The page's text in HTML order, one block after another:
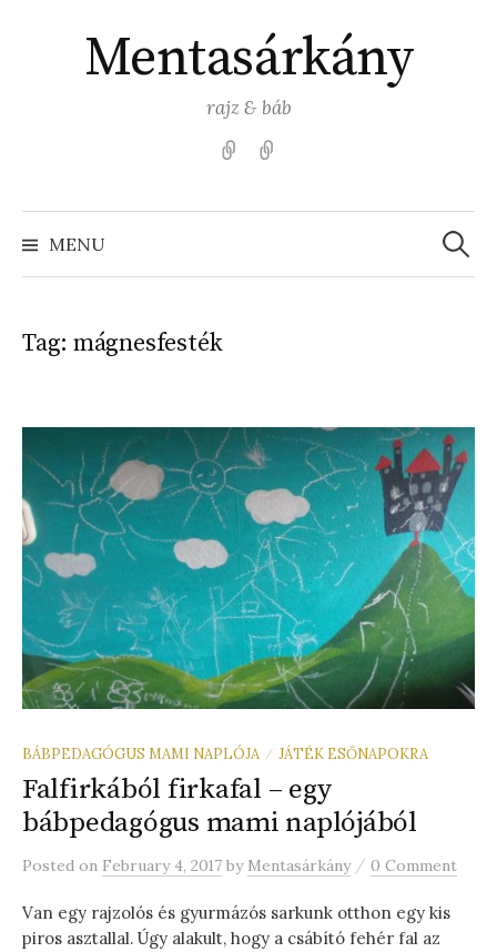
contentMentasárkány
rajz & báb
Kezdőlap
MENU
Search
for:
Tag: mágnesfesték
BÁBPEDAGÓGUS MAMI NAPLÓJA / JÁTÉK ESŐNAPOKRA
Falfirkából firkafal – egy
bábpedagógus mami naplójából
Posted on February 4, 2017 by Mentasárkány / 0 Comment
Van egy rajzolós és gyurmázós sarkunk otthon egy kis
piros asztallal. Úgy alakult, hogy a csábító fehér fal az